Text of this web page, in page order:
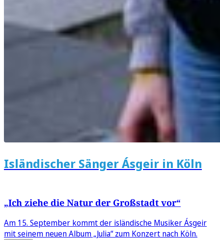
Isländischer Sänger Ásgeir in Köln
„Ich ziehe die Natur der Großstadt vor“
Am 15. September kommt der isländische Musiker Ásgeir
mit seinem neuen Album „Julia“ zum Konzert nach Köln.